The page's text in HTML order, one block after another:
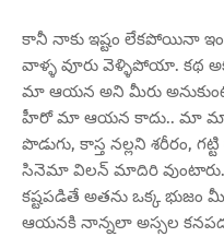
కానీ నాకు ఇష్టం లేకపోయినా
వాళ్ళ వూరు వెళ్ళిపోయా. కథ
మా ఆయన అని మీరు
హీరో మా ఆయన కాదు.. మా
పొడుగు, కాస్త నల్లని శరీరం,
సినెమా విలన్ మాదిరి
కష్టపడితే అతను ఒక్క భుజం
ఆయనకి నాన్నలా అస్సల